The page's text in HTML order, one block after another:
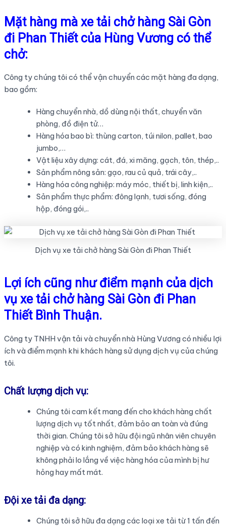
Mặt hàng mà xe tải chở hàng Sài Gòn
đi Phan Thiết của Hùng Vương có thể
chở:
Công ty chúng tôi có thể vận chuyển các mặt hàng đa dạng,
bao gồm:
Hàng chuyển nhà, dồ dùng nội thất, chuyển văn
phòng, đồ điện tử…
Hàng hóa bao bì: thùng carton, túi nilon, pallet, bao
jumbo,…
Vật liệu xây dựng: cát, đá, xi măng, gạch, tôn, thép,..
Sản phẩm nông sản: gạo, rau củ quả, trái cây,..
Hàng hóa công nghiệp: máy móc, thiết bị, linh kiện,..
Sản phẩm thực phẩm: đông lạnh, tươi sống, đóng
hộp, đóng gói,..
Dịch vụ xe tải chở hàng Sài Gòn đi Phan Thiết
Lợi ích cũng như điểm mạnh của dịch
vụ xe tải chở hàng Sài Gòn đi Phan
Thiết Bình Thuận.
Công ty TNHH vận tải và chuyển nhà Hùng Vương có nhiều lợi
ích và điểm mạnh khi khách hàng sử dụng dịch vụ của chúng
tôi.
Chất lượng dịch vụ:
Chúng tôi cam kết mang đến cho khách hàng chất
lượng dịch vụ tốt nhất, đảm bảo an toàn và đúng
thời gian. Chúng tôi sở hữu đội ngũ nhân viên chuyên
nghiệp và có kinh nghiệm, đảm bảo khách hàng sẽ
không phải lo lắng về việc hàng hóa của mình bị hư
hỏng hay mất mát.
Đội xe tải đa dạng:
Chúng tôi sở hữu đa dạng các loại xe tải từ 1 tấn đến